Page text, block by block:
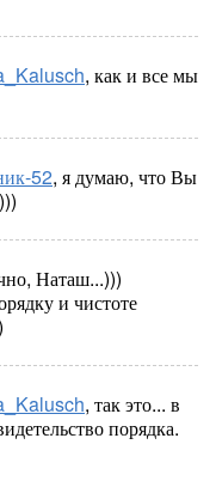
, как и все мы
52, я думаю, что Вы
Наташ...)))
и чистоте
, так это... в
порядка.